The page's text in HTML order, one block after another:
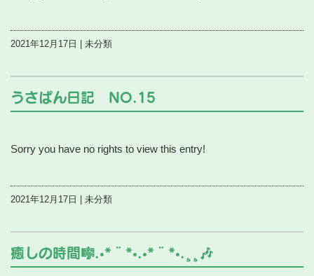
2021年12月17日 | 未分類
うさぱん日記 NO.15
Sorry you have no rights to view this entry!
2021年12月17日 | 未分類
癒しの時間🎼.•*¨*•.•*¨*•.¸¸🎶